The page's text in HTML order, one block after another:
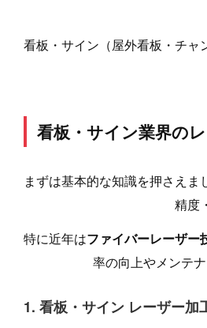
看板・サイン（屋外看板・チャ
看板・サイン業界の
まずは基本的な知識を押さえ
精度
特に近年はファイバーレーザー
率の向上やメンテ
1. 看板・サイン レーザー加